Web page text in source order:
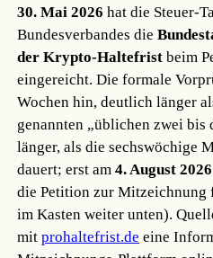
30. Mai 2026 hat die Steuer-
Bundesverbandes die
der Krypto-Haltefrist beim
eingereicht. Die formale
Wochen hin, deutlich länger
genannten „üblichen zwei bis
länger, als die sechswöchige
dauert; erst am4. August 2026
die Petition zur Mitzeichnung
im Kasten weiter unten).
mitprohaltefrist.de eine